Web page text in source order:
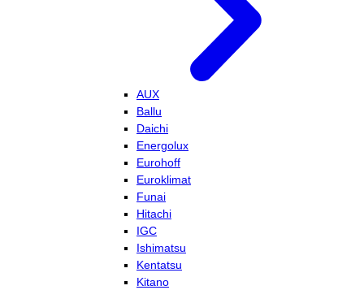
AUX
Ballu
Daichi
Energolux
Eurohoff
Euroklimat
Funai
Hitachi
IGC
Ishimatsu
Kentatsu
Kitano